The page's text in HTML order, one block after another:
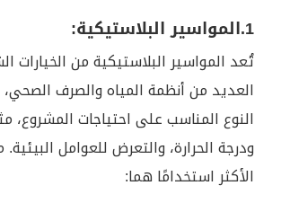
1.المواسير البلاستيكية:
تُعد المواسير البلاستيكية من الخيارات
العديد من أنظمة المياه والصرف الصحي،
النوع المناسب على احتياجات المشروع،
ودرجة الحرارة، والتعرض للعوامل البيئية.
الأكثر استخدامًا هما: